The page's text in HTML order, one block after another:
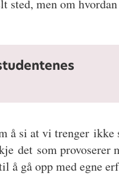
sted, men om
si at vi trenger ikke
det som
å gå opp med egne